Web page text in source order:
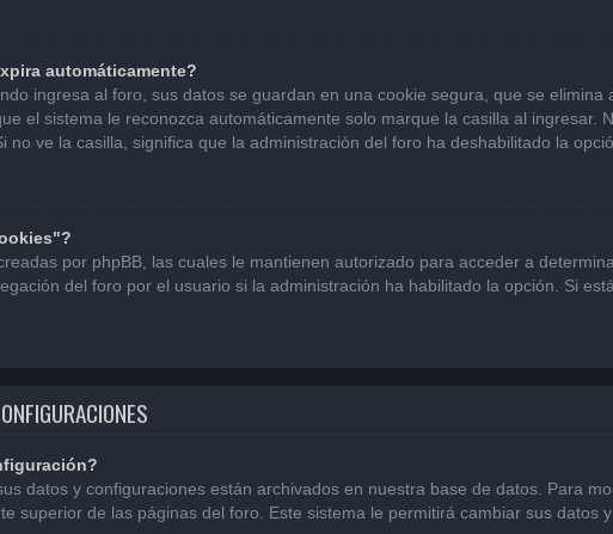
automáticamente?
ingresa al foro, sus datos se guardan en una cookie segura, que se
el sistema le reconozca automáticamente solo marque la casilla al
no ve la casilla, significa que la administración del foro ha deshabilitado la
por phpBB, las cuales le mantienen autorizado para acceder a
del foro por el usuario si la administración ha habilitado la opción. Si
datos y configuraciones están archivados en nuestra base de datos. Para
superior de las páginas del foro. Este sistema le permitirá cambiar sus datos